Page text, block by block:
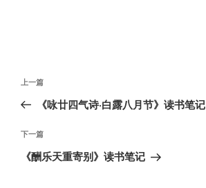
文
导
航
上
一
文
章
上一篇
《咏廿四气诗·白露八月节》读书笔记
下
一
下一篇
《酬乐天重寄别》读书笔记